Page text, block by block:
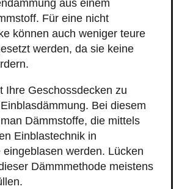
aus einem
Für eine nicht
können auch weniger teure
werden, da sie keine
Ihre Geschossdecken zu
Bei diesem
Dämmstoffe, die mittels
Einblastechnik in
werden. Lücken
Dämmmethode meistens